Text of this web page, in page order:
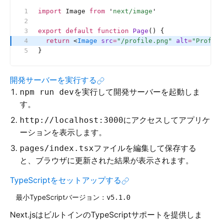
import Image from ' next/image '
export default function Page () {
  return
<Image src="/profile.png" alt=
}
開発サーバーを実行する
npm run devを実行して開発サーバーを起動しま
す。
http://localhost:3000にアクセスしてアプリケ
ーションを表示します。
pages/index.tsxファイルを編集して保存する
と、ブラウザに更新された結果が表示されます。
TypeScriptをセットアップする
最小TypeScriptバージョン： v5.1.0
Next.jsはビルトインのTypeScriptサポートを提供しま